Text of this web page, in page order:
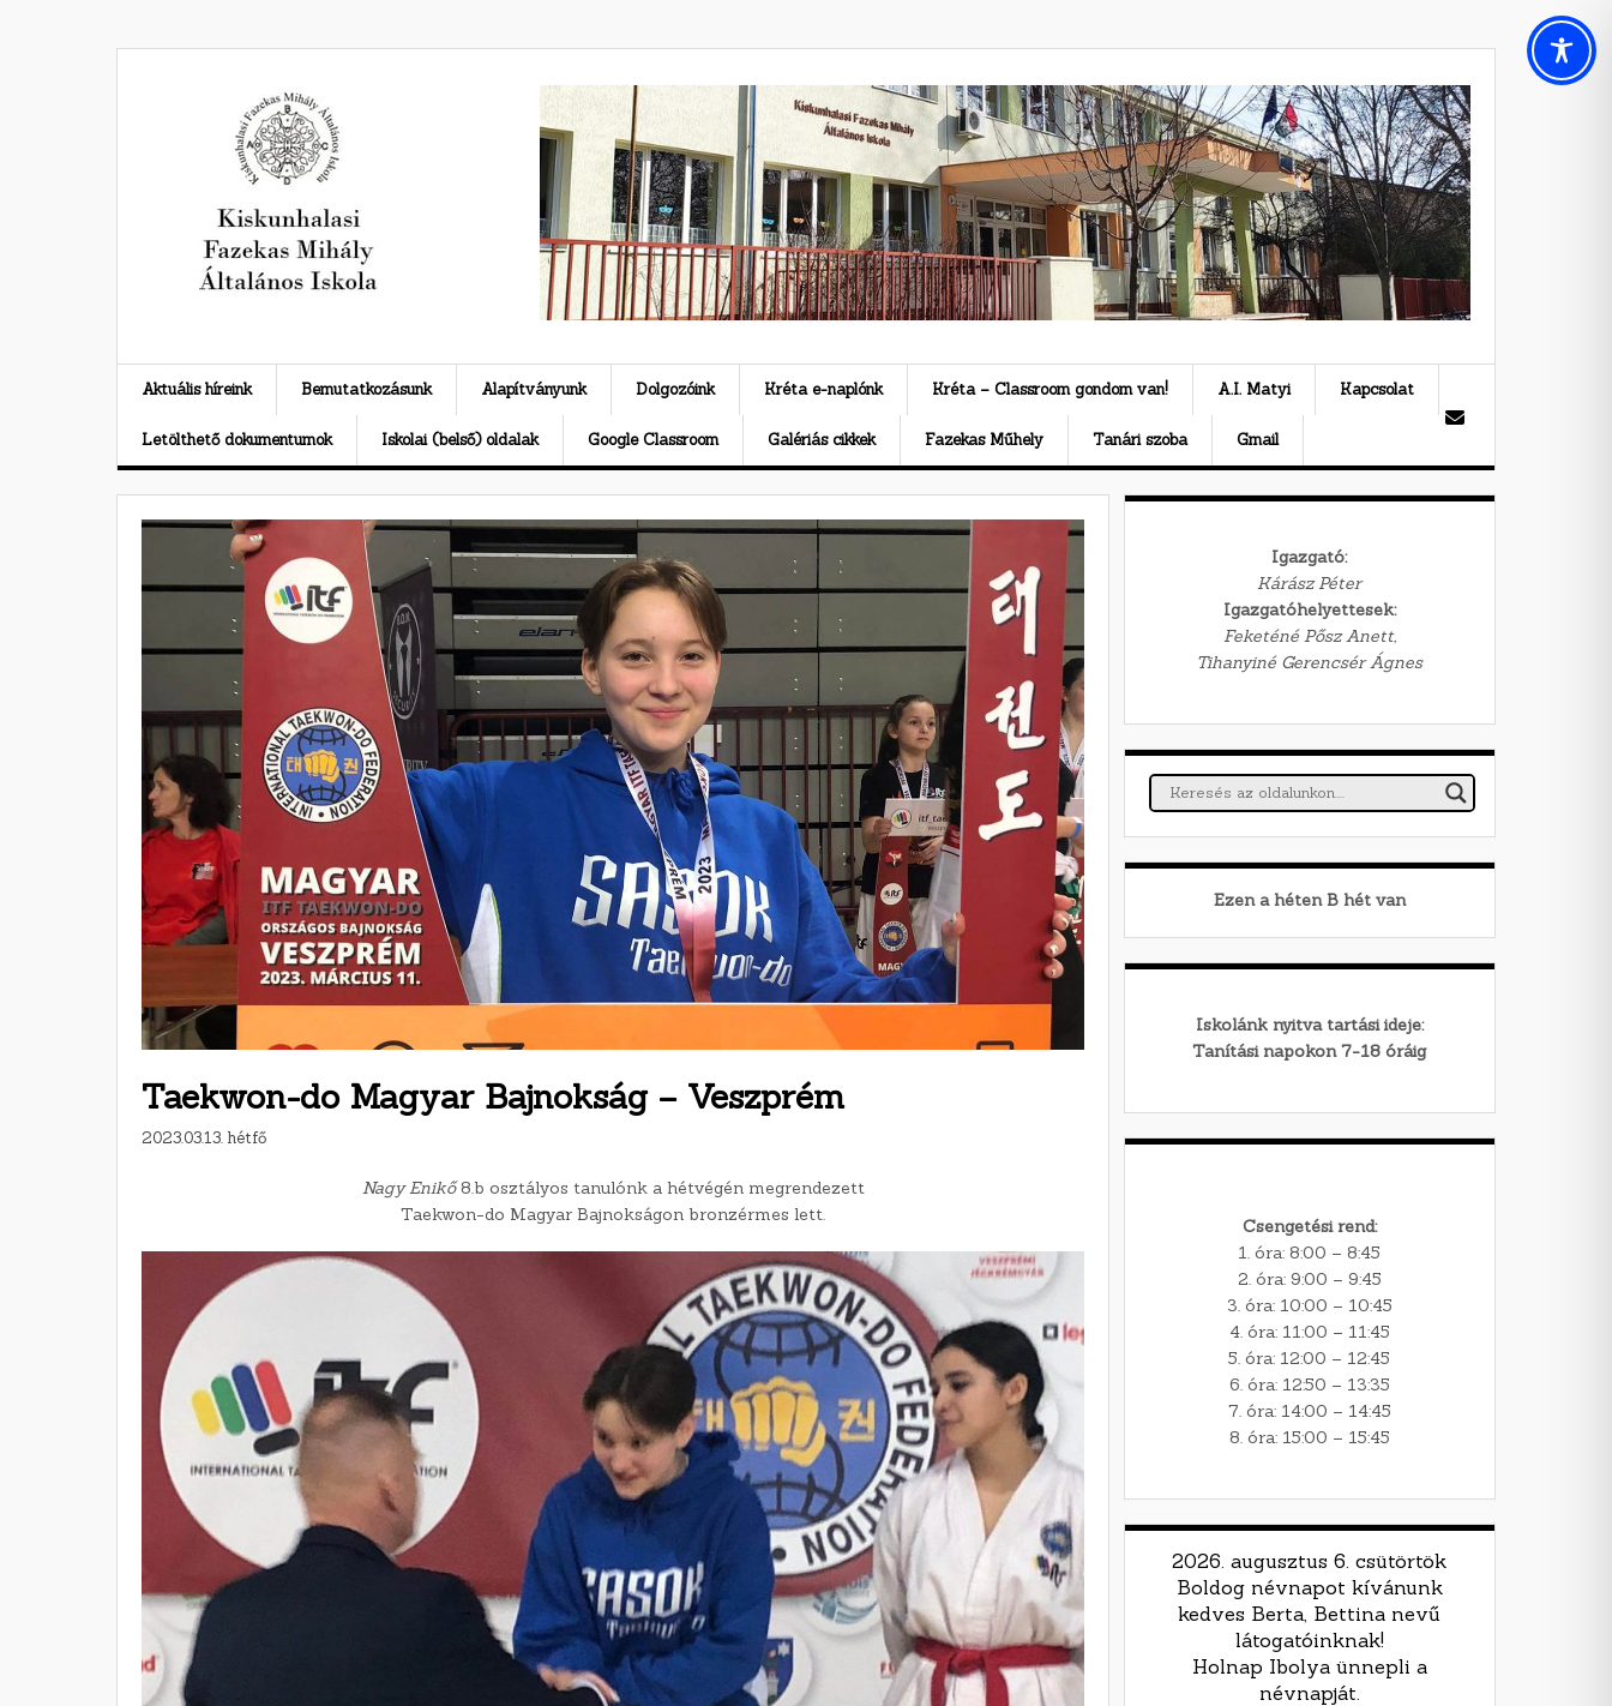
Aktuális híreink Bemutatkozásunk Alapítványunk Dolgozóink Kréta e-naplónk Kréta – Classroom gondom van! A.I. Matyi Kapcsolat
Letölthető dokumentumok Iskolai (belső) oldalak Google Classroom Galériás cikkek Fazekas Műhely Tanári szoba Gmail
Taekwon-do Magyar Bajnokság – Veszprém
2023.03.13. hétfő
Nagy Enikő8.b osztályos tanulónk a hétvégén megrendezett
Taekwon-do Magyar Bajnokságon bronzérmes lett.
Igazgató:
Kárász Péter
Igazgatóhelyettesek:
Feketéné Pősz Anett,
Tihanyiné Gerencsér Ágnes
Ezen a héten Bhét van
Iskolánk nyitva tartási ideje:
Tanítási napokon 7-18 óráig
Csengetési rend:
1. óra: 8:00 – 8:45
2. óra: 9:00 – 9:45
3. óra: 10:00 – 10:45
4. óra: 11:00 – 11:45
5. óra: 12:00 – 12:45
6. óra: 12:50 – 13:35
7. óra: 14:00 – 14:45
8. óra: 15:00 – 15:45
2026. augusztus 6. csütörtök
Boldog névnapot kívánunk
kedves Berta, Bettina nevű
látogatóinknak!
Holnap Ibolya ünnepli a
névnapját.